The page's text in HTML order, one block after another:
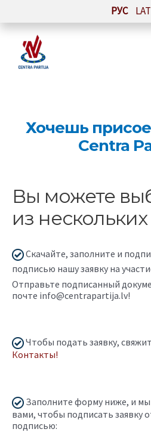
содержимому
РУС LAT
Хочешь
Centra
Вы можете
из
Скачайте, заполните и
подписью нашу заявку на
Отправьте подписанный
почте info@centrapartija.lv!
Чтобы подать заявку,
Контакты!
Заполните форму ниже, и мы
вами, чтобы подписать заявку
подписью: